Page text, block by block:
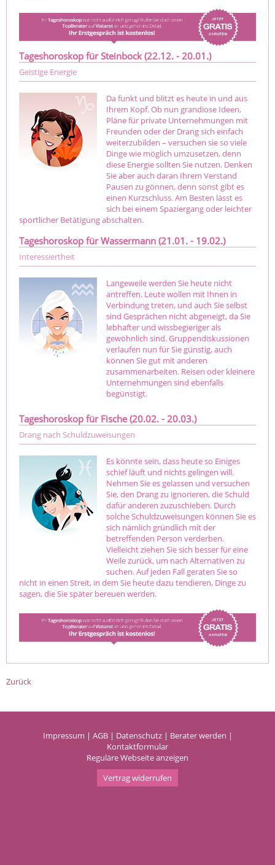
Tageshoroskop für Steinbock (22.12. - 20.01.)
Geistige Energie
Da funkt und blitzt es heute in und aus
Ihrem Kopf. Ob nun grandiose Ideen,
Pläne für private Unternehmungen mit
Freunden oder der Drang sich einfach
weiterzubilden – versuchen sie so viele
Dinge wie möglich umzusetzen, denn
diese Energie sollten Sie nutzen. Denken
Sie aber auch daran Ihrem Verstand
Pausen zu gönnen, denn sonst gibt es
einen Kurzschluss. Am Besten lässt es
sich bei einem Spaziergang oder leichter
sportlicher Betätigung abschalten.
Tageshoroskop für Wassermann (21.01. - 19.02.)
Interessiertheit
Langeweile werden Sie heute nicht
antreffen. Leute wollen mit Ihnen in
Verbindung treten, und auch Sie selbst
sind Gesprächen nicht abgeneigt, da Sie
lebhafter und wissbegieriger als
gewöhnlich sind. Gruppendiskussionen
verlaufen nun für Sie günstig, auch
können Sie gut mit anderen
zusammenarbeiten. Reisen oder kleinere
Unternehmungen sind ebenfalls
begünstigt.
Tageshoroskop für Fische (20.02. - 20.03.)
Drang nach Schuldzuweisungen
Es könnte sein, dass heute so Einiges
schief läuft und nichts gelingen will.
Nehmen Sie es gelassen und versuchen
Sie, den Drang zu ignorieren, die Schuld
dafür anderen zuzuschieben. Durch
solche Schuldzuweisungen können Sie es
sich nämlich gründlich mit der
betreffenden Person verderben.
Vielleicht ziehen Sie sich besser für eine
Weile zurück, um nach Alternativen zu
suchen. Auf jeden Fall geraten Sie so
nicht in einen Streit, in dem Sie heute dazu tendieren, Dinge zu
sagen, die Sie später bereuen werden.
Zurück
Impressum | AGB| Datenschutz| Berater werden |
Kontaktformular
Reguläre Webseite anzeigen
Vertrag widerrufen